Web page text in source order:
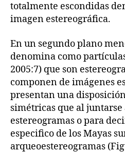
totalmente escondidas
imagen estereográfica.
En un segundo plano
denomina como
2005:7) que son
componen de imágenes
presentan una
simétricas que al
estereogramas o para
especifico de los Mayas
arqueoestereogramas